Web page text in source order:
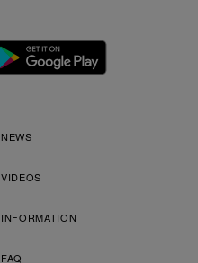
NEWS
VIDEOS
INFORMATION
FAQ